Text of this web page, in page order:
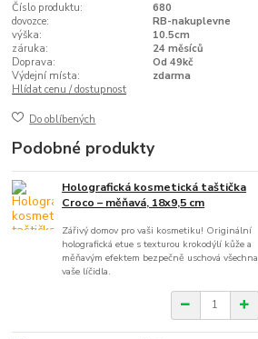
Číslo produktu:
680
dovozce:
RB-nakuplevne
výška:
10.5cm
záruka:
24 měsíců
Doprava:
Od 49kč
Výdejní místa:
zdarma
Hlídat cenu / dostupnost
Do oblíbených
Podobné produkty
Holografická kosmetická taštička
Croco – měňavá, 18x9,5 cm
Zářivý domov pro vaši kosmetiku! Originální
holografická etue s texturou krokodýlí kůže a
měňavým efektem bezpečně uschová všechna
vaše líčidla.